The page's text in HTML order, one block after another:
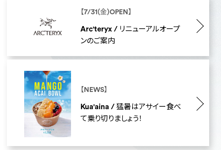
【7/31(金)OPEN】
Arc'teryx / リニューアルオープ
ンのご案内
【NEWS】
Kua'aina / 猛暑はアサイー食べ
て乗り切りましょう！